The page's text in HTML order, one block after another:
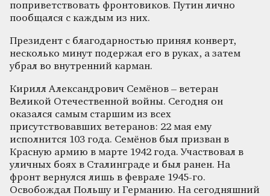
поприветствовать фронтовиков. Путин лично
пообщался с каждым из них.
Президент с благодарностью принял конверт,
несколько минут подержал его в руках, а затем
убрал во внутренний карман.
Кирилл Александрович Семёнов – ветеран
Великой Отечественной войны. Сегодня он
оказался самым старшим из всех
присутствовавших ветеранов: 22 мая ему
исполнится 103 года. Семёнов был призван в
Красную армию в марте 1942 года. Участвовал в
уличных боях в Сталинграде и был ранен. На
фронт вернулся лишь в феврале 1945-го.
Освобождал Польшу и Германию. На сегодняшний